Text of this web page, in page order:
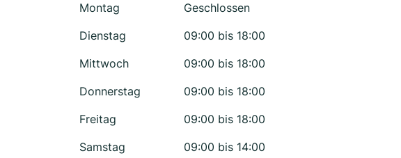
Montag
Geschlossen
Dienstag
09:00 bis 18:00
Mittwoch
09:00 bis 18:00
Donnerstag
09:00 bis 18:00
Freitag
09:00 bis 18:00
Samstag
09:00 bis 14:00